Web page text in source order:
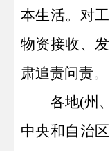
本生活。对
物资接收、
肃追责问责。
各地(州
中央和自治